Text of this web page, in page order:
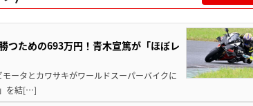
ための693万円！青木宣篤が「ほぼレ
ータとカワサキがワールドスーパーバイクに
を結[…]